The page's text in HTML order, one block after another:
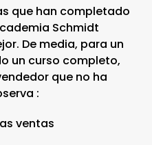
que han completado
Schmidt
De media, para un
un curso completo,
que no ha
:
ventas